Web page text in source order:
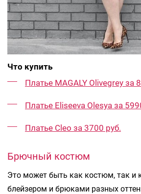
Что купить
Платье MAGALY Olivegrey за
Платье Eliseeva Olesya за
Платье Cleo за 3700 руб.
Брючный костюм
Это может быть как костюм, так и
блейзером и брюками разных